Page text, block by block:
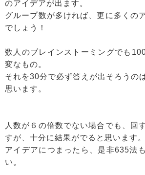
のアイデアが出ます。
グループ数が多ければ、更に多くの
でしょう！
数人のブレインストーミングでも
変なもの。
それを30分で必ず答えが出そろうの
思います。
人数が６の倍数でない場合でも、回
すが、十分に結果がでると思います。
アイデアにつまったら、是非635法
い。